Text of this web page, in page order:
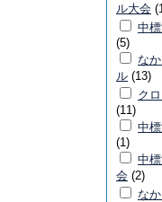
ル大会
中
(5)
な
ル (13)
ク
(11)
中
(1)
中
会 (2)
な